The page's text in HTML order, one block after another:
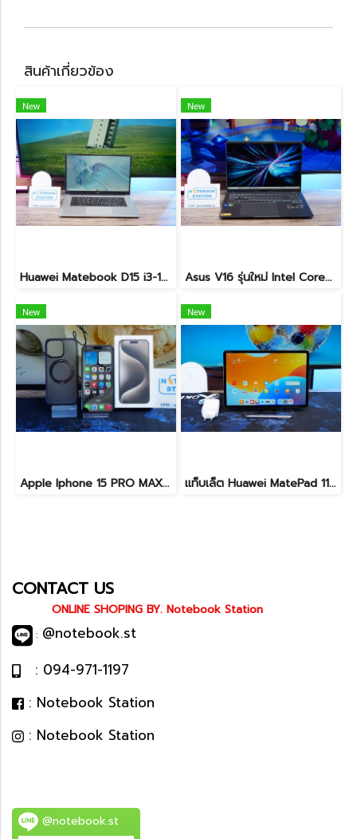
สินค้าเกี่ยวข้อง
New
Huawei Matebook D15 i3-10110U Ram8 256GB M.2 จอ15.6นิ้ว FHD IPS 60hz สเปคทำงานทั่วไป หน้าจอใหญ่ ดีไซน์เครื่องบางเบา เครื่องพร้อมใช้งาน ขายถูกเพียง 6,990.-เท่านั้น
New
Asus V16 รุ่นใหม่ Intel Core5-210H RTX-4050(6GB) Ram16 512GB M.2 จอ16นิ้ว WUXGA 144Hz จอสวย สเปคสูง ดีไซน์ตัวเครื่องเรียบสวยดูทันสมัย พร้แมประกันศูนย์ยาวๆถึงปี2028 ขายในราคาสุดตุ้มเพียง 25,990.-เท่านั้น
New
Apple Iphone 15 PRO MAX NATURAL TITANIUM 256GB สุขภาพแบต 87% อุปกรณ์ครบกล่อง ขายเพียง 11,990.-
New
แท็บเล็ต Huawei MatePad 11.5 Wi-Fi (6+128) Midnight Grey มีปากกามาให้ พร้อมใช้งาน ราคาเพียง 6,490.-
CONTACT US
ONLINE SHOPING BY. Notebook Station
: @notebook.st
: 094-971-1197
: Notebook Station
: Notebook Station
@notebook.st